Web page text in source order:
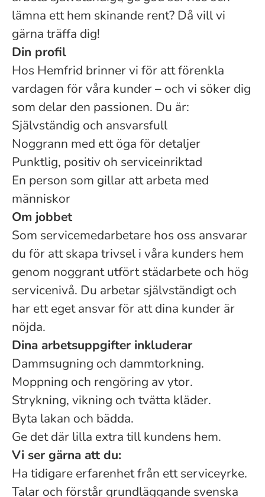
lämna ett hem skinande rent? Då vill vi
gärna träffa dig!
Din profil
Hos Hemfrid brinner vi för att förenkla
vardagen för våra kunder – och vi söker dig
som delar den passionen. Du är:
Självständig och ansvarsfull
Noggrann med ett öga för detaljer
Punktlig, positiv oh serviceinriktad
En person som gillar att arbeta med
människor
Om jobbet
Som servicemedarbetare hos oss ansvarar
du för att skapa trivsel i våra kunders hem
genom noggrant utfört städarbete och hög
servicenivå. Du arbetar självständigt och
har ett eget ansvar för att dina kunder är
nöjda.
Dina arbetsuppgifter inkluderar
Dammsugning och dammtorkning.
Moppning och rengöring av ytor.
Strykning, vikning och tvätta kläder.
Byta lakan och bädda.
Ge det där lilla extra till kundens hem.
Vi ser gärna att du:
Ha tidigare erfarenhet från ett serviceyrke.
Talar och förstår grundläggande svenska